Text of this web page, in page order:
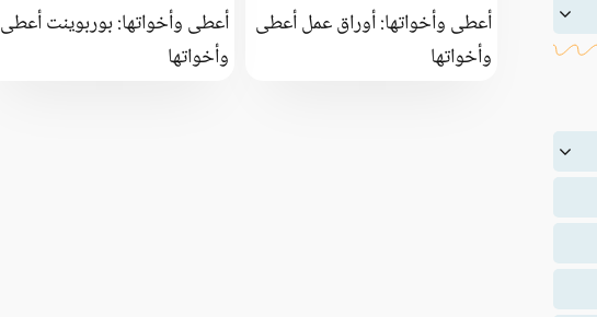
أعطى وأخواتها: أوراق عمل أعطى
وأخواتها
أعطى وأخواتها: بوربوينت أعطى
وأخواتها